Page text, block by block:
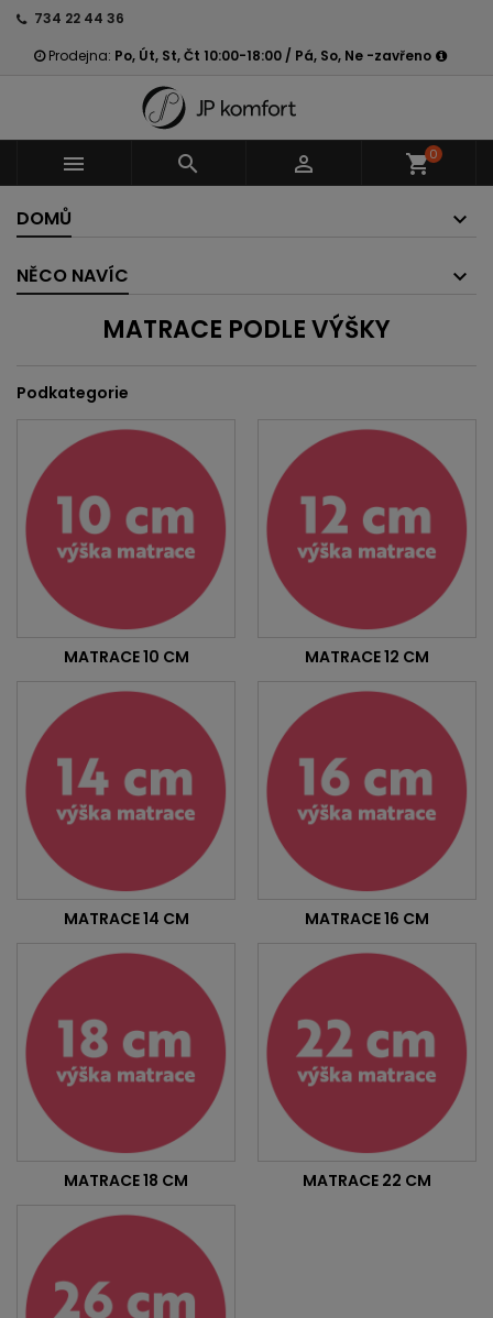
734 22 44 36
Prodejna: Po, Út, St, Čt 10:00-18:00 / Pá, So, Ne -zavřeno
   shopping_cart0
DOMŮ
NĚCO NAVÍC
MATRACE PODLE VÝŠKY
Podkategorie
MATRACE 10 CM MATRACE 12 CM
MATRACE 14 CM MATRACE 16 CM
MATRACE 18 CM MATRACE 22 CM